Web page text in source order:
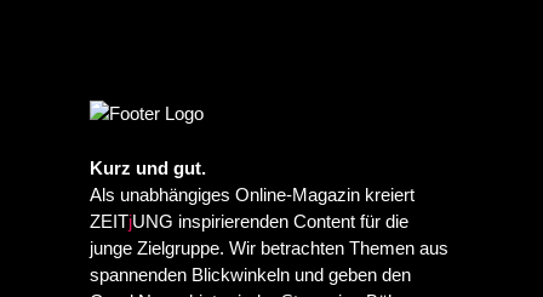
Kurz und gut.
Als unabhängiges Online-Magazin kreiert
ZEITjUNG inspirierenden Content für die
junge Zielgruppe. Wir betrachten Themen aus
spannenden Blickwinkeln und geben den